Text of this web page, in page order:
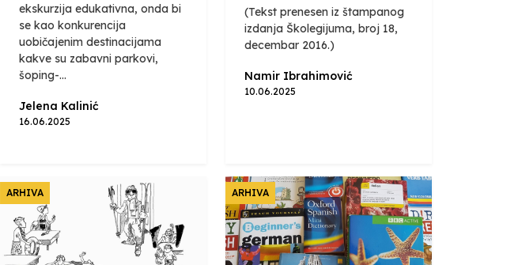
ekskurzija edukativna, onda bi
se kao konkurencija
uobičajenim destinacijama
kakve su zabavni parkovi,
šoping-...
Jelena Kalinić
16.06.2025
(Tekst prenesen iz štampanog
izdanja Školegijuma, broj 18,
decembar 2016.)
Namir Ibrahimović
10.06.2025
ARHIVA ARHIVA